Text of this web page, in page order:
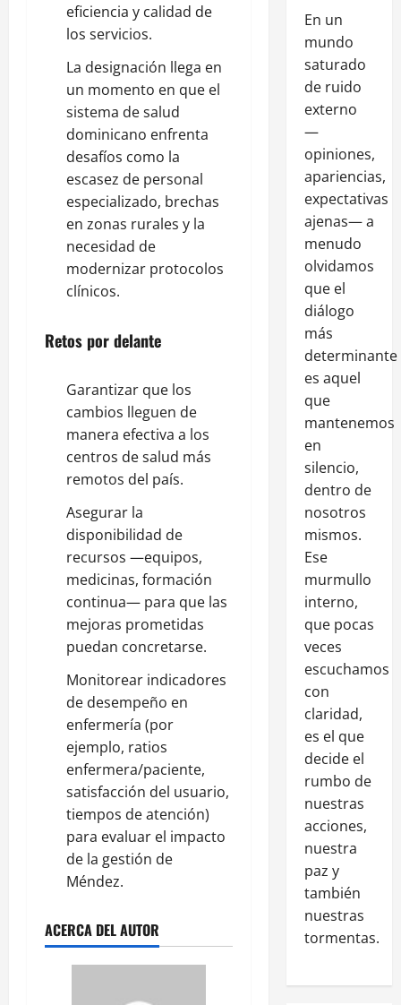
eficiencia y calidad de
los servicios.
La designación llega en
un momento en que el
sistema de salud
dominicano enfrenta
desafíos como la
escasez de personal
especializado, brechas
en zonas rurales y la
necesidad de
modernizar protocolos
clínicos.
Retos por delante
Garantizar que los
cambios lleguen de
manera efectiva a los
centros de salud más
remotos del país.
Asegurar la
disponibilidad de
recursos —equipos,
medicinas, formación
continua— para que las
mejoras prometidas
puedan concretarse.
Monitorear indicadores
de desempeño en
enfermería (por
ejemplo, ratios
enfermera/paciente,
satisfacción del usuario,
tiempos de atención)
para evaluar el impacto
de la gestión de
Méndez.
ACERCA DEL AUTOR
En un
mundo
saturado
de ruido
externo
—
opiniones,
apariencias,
expectativas
ajenas— a
menudo
olvidamos
que el
diálogo
más
determinante
es aquel
que
mantenemos
en
silencio,
dentro de
nosotros
mismos.
Ese
murmullo
interno,
que pocas
veces
escuchamos
con
claridad,
es el que
decide el
rumbo de
nuestras
acciones,
nuestra
paz y
también
nuestras
tormentas.